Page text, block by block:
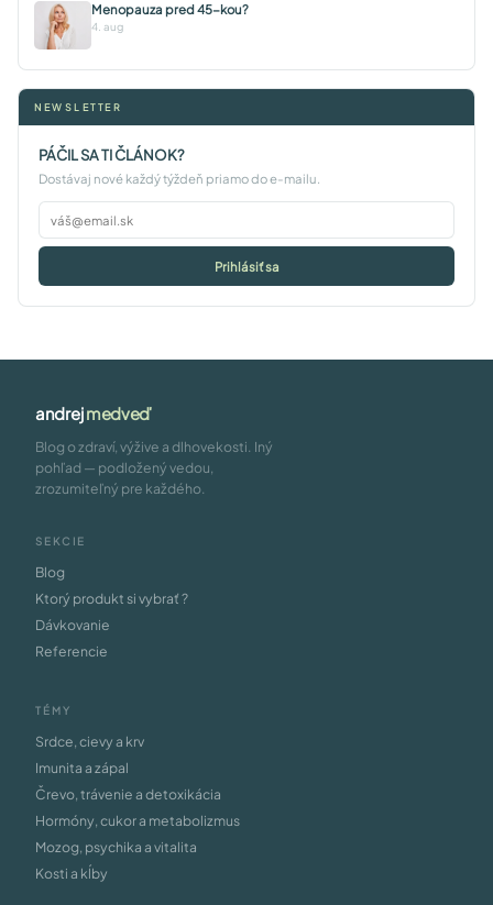
Menopauza pred 45-kou?
4. aug
NEWSLETTER
PÁČIL SA TI ČLÁNOK?
Dostávaj nové každý týždeň priamo do e-mailu.
Prihlásiť sa
andrejmedveď
Blog o zdraví, výžive a dlhovekosti. Iný
pohľad — podložený vedou,
zrozumiteľný pre každého.
SEKCIE
Blog
Ktorý produkt si vybrať ?
Dávkovanie
Referencie
TÉMY
Srdce, cievy a krv
Imunita a zápal
Črevo, trávenie a detoxikácia
Hormóny, cukor a metabolizmus
Mozog, psychika a vitalita
Kosti a kĺby